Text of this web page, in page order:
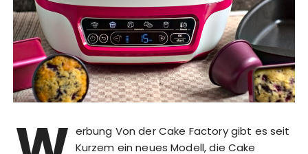
erbung Von der Cake Factory gibt es seit
Kurzem ein neues Modell, die Cake